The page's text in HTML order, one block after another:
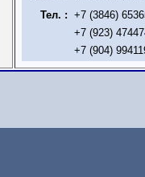
Тел. : +7 (3846)
+7 (923)
+7 (904)